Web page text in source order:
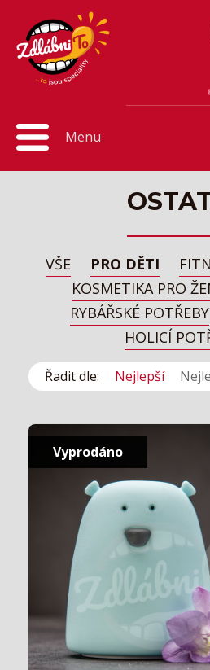
Menu
VŠE PRO DĚTI
KOSMETIKA PRO
RYBÁŘSKÉ POTŘEBY
HOLICÍ
Řadit dle: Nejlepší
Vyprodáno